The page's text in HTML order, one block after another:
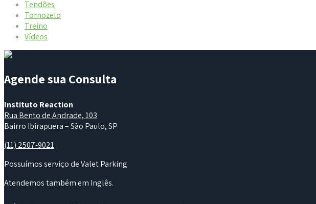
Tendões
Tornozelo
Treino
Vídeos
Agende sua Consulta
Instituto Reaction
Rua Bento de Andrade, 103
Bairro Ibirapuera – São Paulo, SP
(11) 2507-9021
Possuímos serviço de Valet Parking
Atendemos também em Inglês.